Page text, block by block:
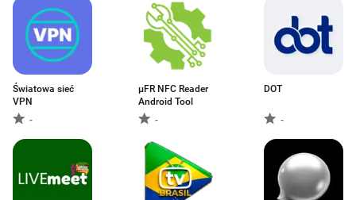
Światowa sieć
VPN
-
µFR NFC Reader
Android Tool
-
DOT
-